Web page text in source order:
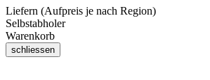
Liefern (Aufpreis je nach Region)
Selbstabholer
Warenkorb